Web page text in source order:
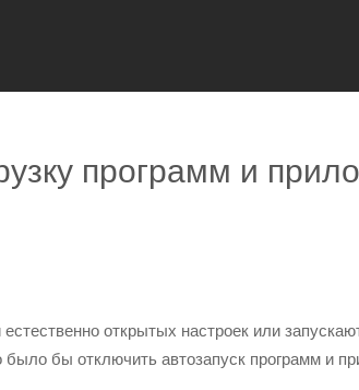
программ и
открытых настроек или
бы отключить автозапуск программ и